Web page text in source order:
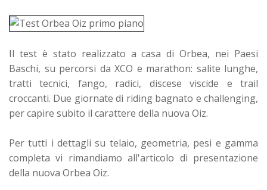
Il test è stato realizzato a casa di Orbea, nei Paesi
Baschi, su percorsi da XCO e marathon: salite lunghe,
tratti tecnici, fango, radici, discese viscide e trail
croccanti. Due giornate di riding bagnato e challenging,
per capire subito il carattere della nuova Oiz.
Per tutti i dettagli su telaio, geometria, pesi e gamma
completa vi rimandiamo all'articolo di presentazione
della nuova Orbea Oiz.